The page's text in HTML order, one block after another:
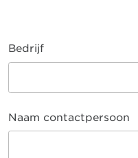
Bedrijf
Naam contactpersoon